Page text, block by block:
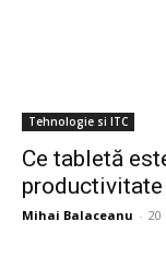
Tehnologie si ITC
Ce tabletă
Mihai Balaceanu - 20